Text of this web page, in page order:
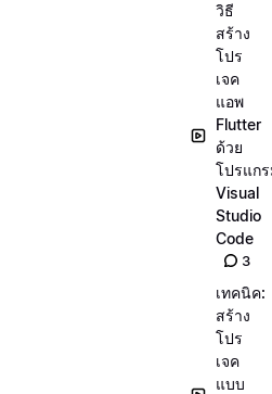
วิธี
สร้าง
โปร
เจค
แอพ
Flutter
ด้วย
โปรแก
Visual
Studio
Code
3
เทคนิค:
สร้าง
โปร
เจค
แบบ